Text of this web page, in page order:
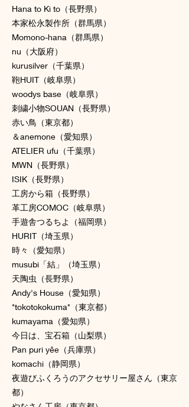
Hana to Ki to（長野県）
本家松永製作所（群馬県）
Momono-hana（群馬県）
nu（大阪府）
kurusilver（千葉県）
鞄HUIT（岐阜県）
woodys base（岐阜県）
刺繍小物SOUAN（長野県）
赤い鳥（東京都）
＆anemone（愛知県）
ATELIER ufu（千葉県）
MWN（長野県）
ISIK（長野県）
工房から箱（長野県）
革工房COMOC（岐阜県）
手遊舎つるちよ（福岡県）
HURIT（埼玉県）
時々（愛知県）
musubi「結」（埼玉県）
天陶虫（長野県）
Andy's House（愛知県）
*tokotokokuma*（東京都）
kumayama（愛知県）
今日は、宝石箱（山梨県）
Pan puri yêe（兵庫県）
komachi（静岡県）
夜遊びふくろうのアクセサリー屋さん（東京
都）